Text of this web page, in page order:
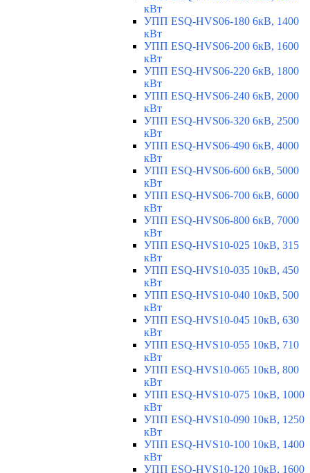
кВт
УПП ESQ-HVS06-180 6кВ, 1400
кВт
УПП ESQ-HVS06-200 6кВ, 1600
кВт
УПП ESQ-HVS06-220 6кВ, 1800
кВт
УПП ESQ-HVS06-240 6кВ, 2000
кВт
УПП ESQ-HVS06-320 6кВ, 2500
кВт
УПП ESQ-HVS06-490 6кВ, 4000
кВт
УПП ESQ-HVS06-600 6кВ, 5000
кВт
УПП ESQ-HVS06-700 6кВ, 6000
кВт
УПП ESQ-HVS06-800 6кВ, 7000
кВт
УПП ESQ-HVS10-025 10кВ, 315
кВт
УПП ESQ-HVS10-035 10кВ, 450
кВт
УПП ESQ-HVS10-040 10кВ, 500
кВт
УПП ESQ-HVS10-045 10кВ, 630
кВт
УПП ESQ-HVS10-055 10кВ, 710
кВт
УПП ESQ-HVS10-065 10кВ, 800
кВт
УПП ESQ-HVS10-075 10кВ, 1000
кВт
УПП ESQ-HVS10-090 10кВ, 1250
кВт
УПП ESQ-HVS10-100 10кВ, 1400
кВт
УПП ESQ-HVS10-120 10кВ, 1600